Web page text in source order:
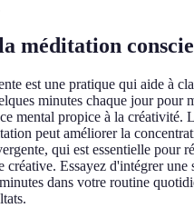
méditation
est une pratique qui aide à
minutes chaque jour pour
mental propice à la créativité.
peut améliorer la
qui est essentielle pour
créative. Essayez d'intégrer une
dans votre routine